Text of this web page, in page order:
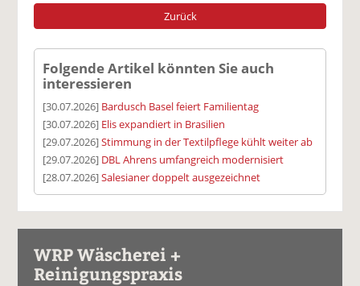
Zurück
Folgende Artikel könnten Sie auch
interessieren
[30.07.2026] Bardusch Basel feiert Familientag
[30.07.2026] Elis expandiert in Brasilien
[29.07.2026]Stimmung in der Textilpflege kühlt weiter ab
[29.07.2026] DBL Ahrens umfangreich modernisiert
[28.07.2026]Salesianer doppelt ausgezeichnet
WRP Wäscherei +
Reinigungspraxis